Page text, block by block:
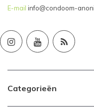
E-mail info@condoom-
Categorieën